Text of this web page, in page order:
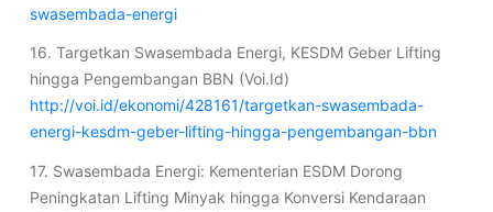
swasembada-energi
16. Targetkan Swasembada Energi, KESDM Geber Lifting
hingga Pengembangan BBN (Voi.Id)
http://voi.id/ekonomi/428161/targetkan-swasembada-
energi-kesdm-geber-lifting-hingga-pengembangan-bbn
17. Swasembada Energi: Kementerian ESDM Dorong
Peningkatan Lifting Minyak hingga Konversi Kendaraan